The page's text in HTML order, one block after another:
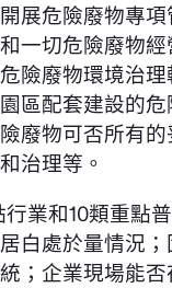
展危險廢物專
一切危險廢物
險廢物環境治
區配套建設的
廢物可否所有
治理等。
業和10類重
處於量情況
企業現場能